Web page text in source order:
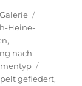
Format
Galerie
Heine-
,
nach
gefiedert,